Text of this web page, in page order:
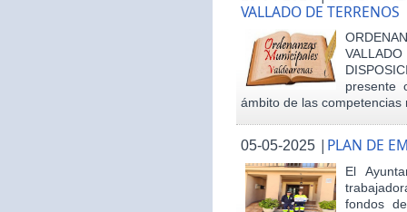
VALLADO DE TERRENOS
presente
ámbito de las
05-05-2025 | PLAN DE
El
fondos